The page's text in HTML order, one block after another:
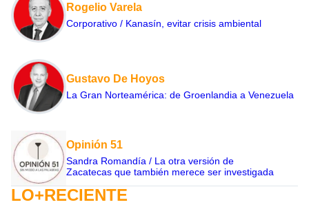
Rogelio Varela
Corporativo / Kanasín, evitar crisis ambiental
Gustavo De Hoyos
La Gran Norteamérica: de Groenlandia a Venezuela
Opinión 51
Sandra Romandía / La otra versión de
Zacatecas que también merece ser investigada
LO+RECIENTE